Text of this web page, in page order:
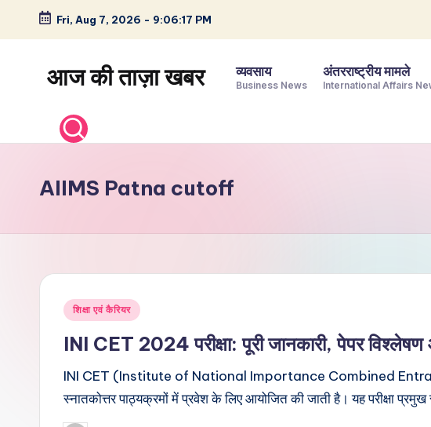
Skip
content
Fri, Aug 7, 2026 - 9:06:18 PM
आज की ताज़ा खबर
–
और
विश्व
व्यवसाय
Business News
अंतरराष्ट्रीय मामले
International Affairs
AIIMS Patna cutoff
Posted
शिक्षा एवं कैरियर
INI CET 2024 परीक्षा: पूरी जानकारी, पेपर
INI CET (Institute of National Importance Combined
स्नातकोत्तर पाठ्यक्रमों में प्रवेश के लिए आयोजित की जाती है। यह परीक्षा